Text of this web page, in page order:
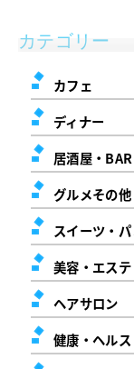
カテゴリー
カフェ
ディナー
居酒屋・BAR
グルメその他
スイーツ・
美容・エステ
ヘアサロン
健康・ヘルス